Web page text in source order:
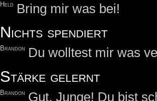
Held Bring mir was bei!
Nichts spendiert
Brandon Du wolltest mir was
Stärke gelernt
Brandon Gut, Junge! Du bist